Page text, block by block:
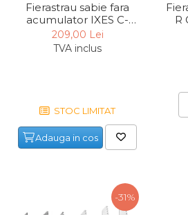
Fierastrau sabie fara
acumulator IXES C-
RS100-X Scheppach
5909243900, 20 V,
209,00 Lei
TVA inclus
STOC LIMITAT
Adauga in cos
R
-31%